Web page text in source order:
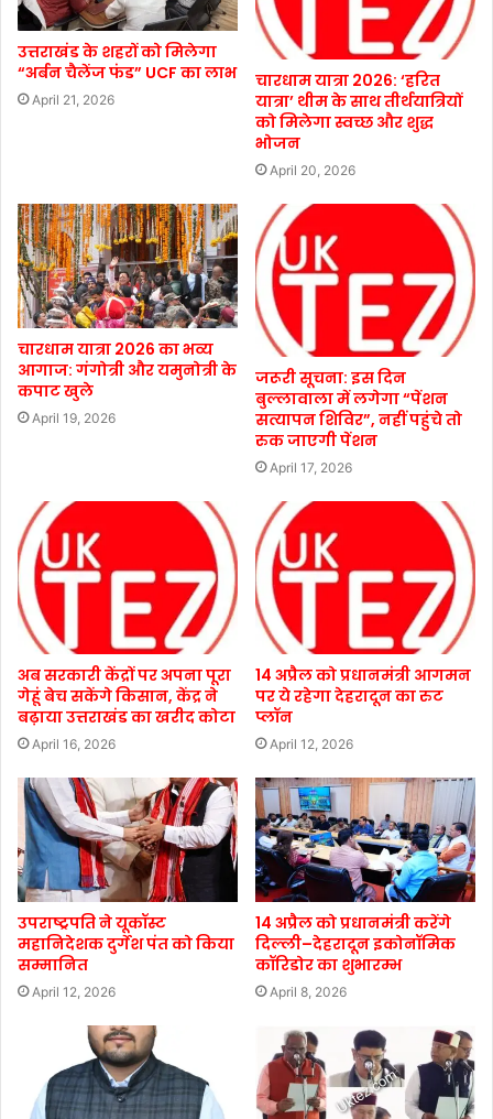
उत्तराखंड के शहरों को मिलेगा
“अर्बन चैलेंज फंड” UCF का लाभ
April 21, 2026
चारधाम यात्रा 2026: ‘हरित
यात्रा’ थीम के साथ तीर्थयात्रियों
को मिलेगा स्वच्छ और शुद्ध
भोजन
April 20, 2026
चारधाम यात्रा 2026 का भव्य
आगाज: गंगोत्री और यमुनोत्री के
कपाट खुले
April 19, 2026
जरूरी सूचना: इस दिन
बुल्लावाला में लगेगा “पेंशन
सत्यापन शिविर”, नहीं पहुंचे तो
रुक जाएगी पेंशन
April 17, 2026
अब सरकारी केंद्रों पर अपना पूरा
गेहूं बेच सकेंगे किसान, केंद्र ने
बढ़ाया उत्तराखंड का खरीद कोटा
April 16, 2026
14 अप्रैल को प्रधानमंत्री आगमन
पर ये रहेगा देहरादून का रुट
प्लॉन
April 12, 2026
उपराष्ट्रपति ने यूकॉस्ट
महानिदेशक दुर्गेश पंत को किया
सम्मानित
April 12, 2026
14 अप्रैल को प्रधानमंत्री करेंगे
दिल्ली–देहरादून इकोनॉमिक
कॉरिडोर का शुभारम्भ
April 8, 2026